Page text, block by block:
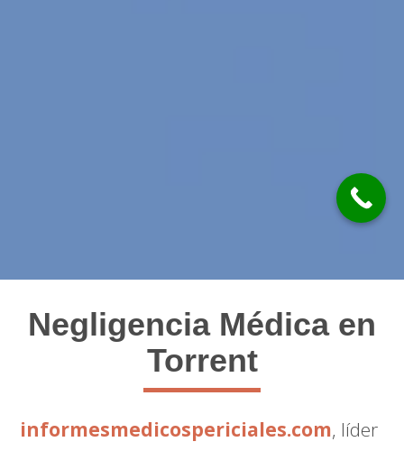
Negligencia Médica en
Torrent
informesmedicospericiales.com, líder